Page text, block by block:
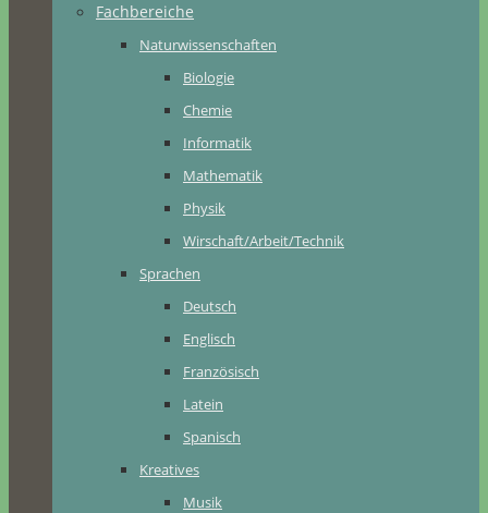
Fachbereiche
Naturwissenschaften
Biologie
Chemie
Informatik
Mathematik
Physik
Wirschaft/Arbeit/Technik
Sprachen
Deutsch
Englisch
Französisch
Latein
Spanisch
Kreatives
Musik